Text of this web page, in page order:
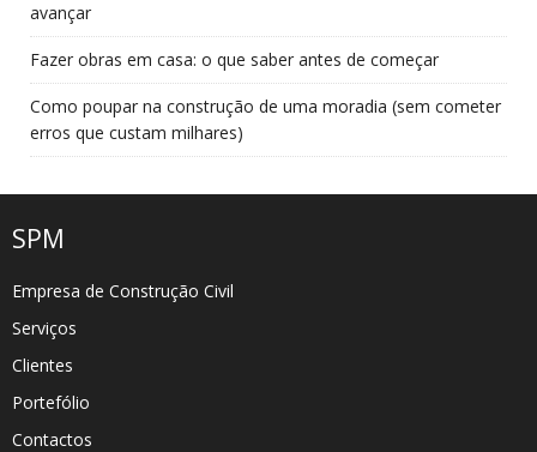
avançar
Fazer obras em casa: o que saber antes de começar
Como poupar na construção de uma moradia (sem cometer
erros que custam milhares)
SPM
Empresa de Construção Civil
Serviços
Clientes
Portefólio
Contactos